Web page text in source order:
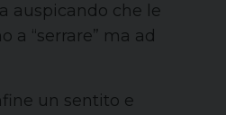
auspicando che le
a “serrare” ma ad
un sentito e